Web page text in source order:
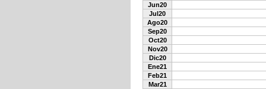
Jun20
Jul20
Ago20
Sep20
Oct20
Nov20
Dic20
Ene21
Feb21
Mar21